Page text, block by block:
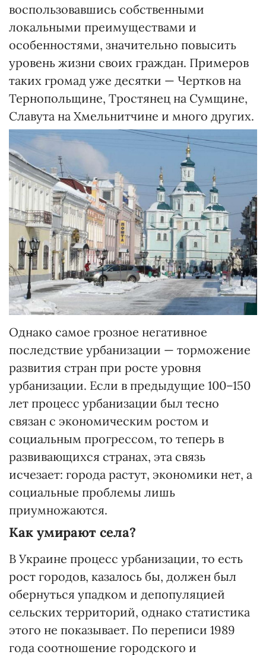
воспользовавшись собственными
локальными преимуществами и
особенностями, значительно повысить
уровень жизни своих граждан. Примеров
таких громад уже десятки — Чертков на
Тернопольщине, Тростянец на Сумщине,
Славута на Хмельнитчине и много других.
Однако самое грозное негативное
последствие урбанизации — торможение
развития стран при росте уровня
урбанизации. Если в предыдущие 100–150
лет процесс урбанизации был тесно
связан с экономическим ростом и
социальным прогрессом, то теперь в
развивающихся странах, эта связь
исчезает: города растут, экономики нет, а
социальные проблемы лишь
приумножаются.
Как умирают села?
В Украине процесс урбанизации, то есть
рост городов, казалось бы, должен был
обернуться упадком и депопуляцией
сельских территорий, однако статистика
этого не показывает. По переписи 1989
года соотношение городского и